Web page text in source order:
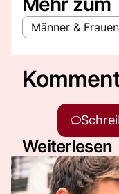
Männer &
Weiterlesen